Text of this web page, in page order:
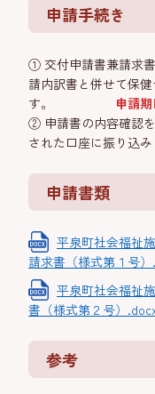
申請手続き
① 交付申請書兼請求
請内訳書と併せて保
す。 申請
② 申請書の内容確認
された口座に振り込み
申請書類
平泉町社会福祉
請求書（様式第１号
平泉町社会福祉
書（様式第２号）
参考